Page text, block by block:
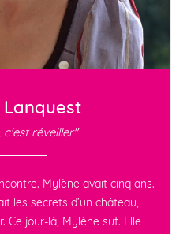
Lanquest
c'est réveiller"
Mylène avait cinq ans.
les secrets d’un château,
Ce jour-là, Mylène sut. Elle